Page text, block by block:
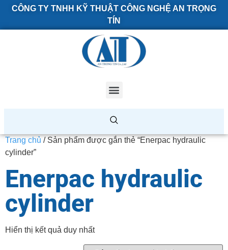
CÔNG TY TNHH KỸ THUẬT CÔNG NGHỆ AN TRỌNG
TÍN
Trang chủ / Sản phẩm được gắn thẻ “Enerpac hydraulic
cylinder”
Enerpac hydraulic
cylinder
Hiển thị kết quả duy nhất